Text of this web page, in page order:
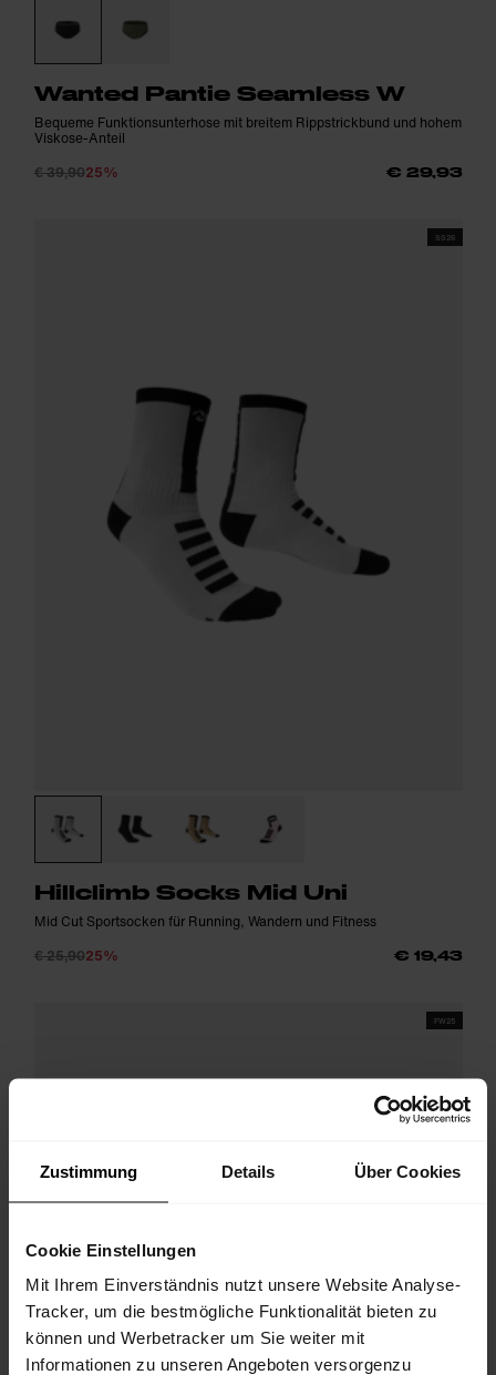
Zustimmung Details Über Cookies
Cookie Einstellungen
Mit Ihrem Einverständnis nutzt unsere Website Analyse-
Tracker, um die bestmögliche Funktionalität bieten zu
können und Werbetracker um Sie weiter mit
Informationen zu unseren Angeboten versorgenzu
Wanted Pantie Seamless W
Bequeme Funktionsunterhose mit breitem Rippstrickbund und hohem
Viskose-Anteil
€ 39,9025% € 29,93
SS26
Hillclimb Socks Mid Uni
Mid Cut Sportsocken für Running, Wandern und Fitness
€ 25,9025% € 19,43
FW25